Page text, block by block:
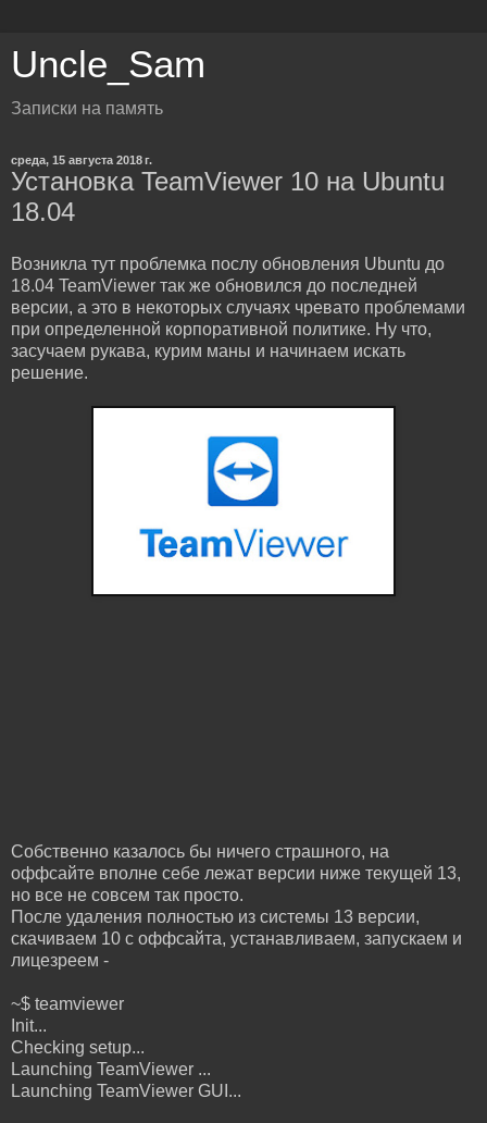
Uncle_Sam
Записки на память
среда, 15 августа 2018 г.
Установка TeamViewer 10 на Ubuntu
18.04
Возникла тут проблемка послу обновления Ubuntu до
18.04 TeamViewer так же обновился до последней
версии, а это в некоторых случаях чревато проблемами
при определенной корпоративной политике. Ну что,
засучаем рукава, курим маны и начинаем искать
решение.
Собственно казалось бы ничего страшного, на
оффсайте вполне себе лежат версии ниже текущей 13,
но все не совсем так просто.
После удаления полностью из системы 13 версии,
скачиваем 10 с оффсайта, устанавливаем, запускаем и
лицезреем -
~$ teamviewer
Init...
Checking setup...
Launching TeamViewer ...
Launching TeamViewer GUI...